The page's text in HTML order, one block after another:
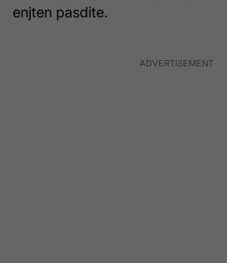
enjten pasdite.